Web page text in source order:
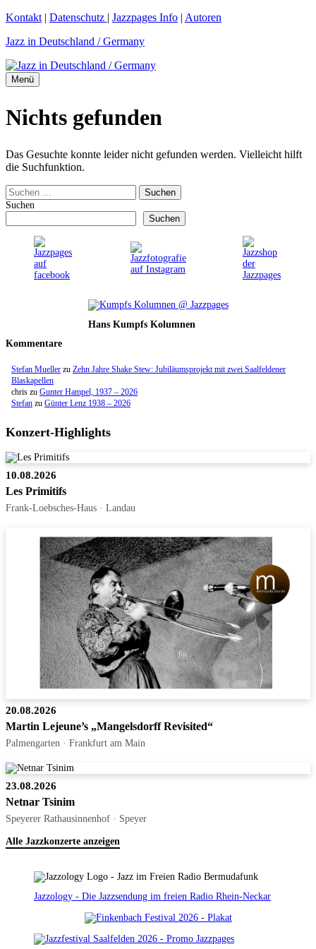
Zum
springen
Kontakt | Datenschutz | Jazzpages Info | Autoren
Jazz in Deutschland / Germany
Menü
Nichts gefunden
Das Gesuchte konnte leider nicht gefunden werden. Vielleicht hilft
die Suchfunktion.
Suchen
nach:
Suchen
Suchen
Hans Kumpfs Kolumnen
Kommentare
Stefan Mueller zu Zehn Jahre Shake Stew: Jubiläumsprojekt mit zwei Saalfeldener
Blaskapellen
chris zu Gunter Hampel, 1937 – 2026
Stefan zu Günter Lenz 1938 – 2026
Konzert-Highlights
10.08.2026
Les Primitifs
Frank-Loebsches-Haus · Landau
20.08.2026
Martin Lejeune’s „Mangelsdorff Revisited“
Palmengarten · Frankfurt am Main
23.08.2026
Netnar Tsinim
Speyerer Rathausinnenhof · Speyer
Alle Jazzkonzerte anzeigen
Jazzology - Die Jazzsendung im freien Radio Rhein-Neckar